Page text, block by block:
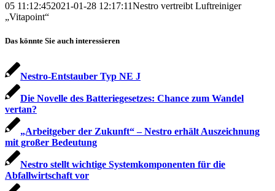
05 11:12:452021-01-28 12:17:11Nestro vertreibt Luftreiniger
„Vitapoint“
Das könnte Sie auch interessieren
Nestro-Entstauber Typ NE J
Die Novelle des Batteriegesetzes: Chance zum Wandel
vertan?
„Arbeitgeber der Zukunft“ – Nestro erhält Auszeichnung
mit großer Bedeutung
Nestro stellt wichtige Systemkomponenten für die
Abfallwirtschaft vor